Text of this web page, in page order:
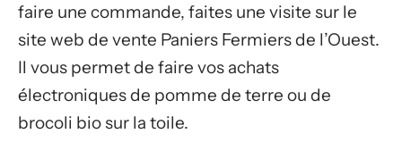
faire une commande, faites une visite sur le
site web de vente Paniers Fermiers de l’Ouest.
Il vous permet de faire vos achats
électroniques de pomme de terre ou de
brocoli bio sur la toile.